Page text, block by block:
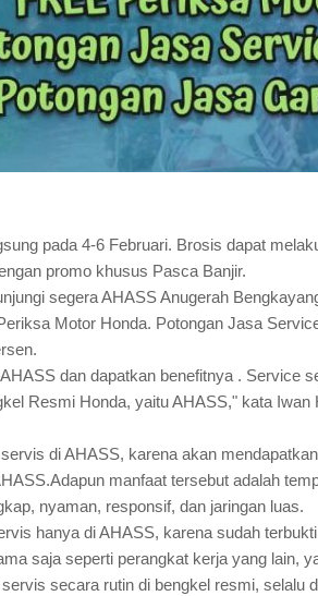
pada 4-6 Februari. Brosis dapat
promo khusus Pasca Banjir.
segera AHASS Anugerah
Motor Honda. Potongan Jasa
dan dapatkan benefitnya . Service
Resmi Honda, yaitu AHASS," kata
di AHASS, karena akan
manfaat tersebut adalah
nyaman, responsif, dan jaringan luas.
hanya di AHASS, karena sudah
saja seperti perangkat kerja yang lain,
secara rutin di bengkel resmi, selalu